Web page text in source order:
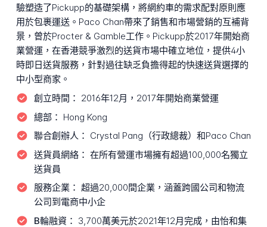
驗塑造了Pickupp的基礎架構，將網約車的需求配對原則應
用於包裹運送。Paco Chan帶來了銷售和市場營銷的互補背
景，曾於Procter & Gamble工作。Pickupp於2017年開始商
業營運，在香港競爭激烈的送貨市場中確立地位，提供4小
時即日送貨服務，針對過往缺乏負擔得起的快速送貨選擇的
中小型商家。
創立時間： 2016年12月，2017年開始商業營運
總部： Hong Kong
聯合創辦人： Crystal Pang（行政總裁）和Paco Chan
送貨員網絡： 在所有營運市場擁有超過100,000名獨立
送貨員
服務企業： 超過20,000間企業，涵蓋跨國公司和物流
公司到電商中小企
B輪融資： 3,700萬美元於2021年12月完成，由怡和集